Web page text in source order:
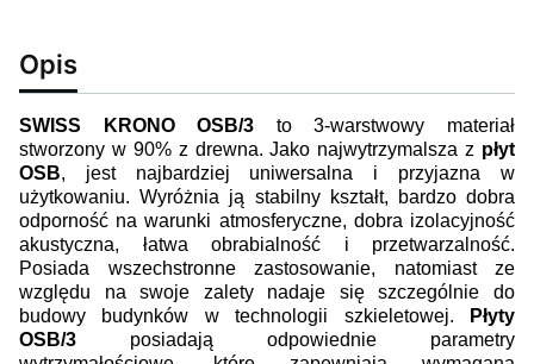
Opis
SWISS KRONO OSB/3 to 3-warstwowy materiał
stworzony w 90% z drewna. Jako najwytrzymalsza z płyt
OSB, jest najbardziej uniwersalna i przyjazna w
użytkowaniu. Wyróżnia ją stabilny kształt, bardzo dobra
odporność na warunki atmosferyczne, dobra izolacyjność
akustyczna, łatwa obrabialność i przetwarzalność.
Posiada wszechstronne zastosowanie, natomiast ze
względu na swoje zalety nadaje się szczególnie do
budowy budynków w technologii szkieletowej.
Płyty
OSB/3 posiadają odpowiednie parametry